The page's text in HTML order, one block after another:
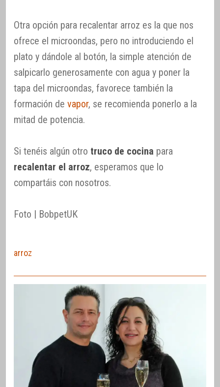
Otra opción para recalentar arroz es la que nos
ofrece el microondas, pero no introduciendo el
plato y dándole al botón, la simple atención de
salpicarlo generosamente con agua y poner la
tapa del microondas, favorece también la
formación de vapor, se recomienda ponerlo a la
mitad de potencia.
Si tenéis algún otro truco de cocina para
recalentar el arroz, esperamos que lo
compartáis con nosotros.
Foto | BobpetUK
arroz